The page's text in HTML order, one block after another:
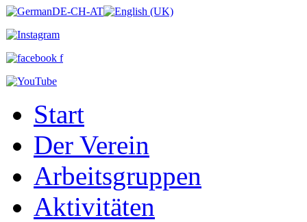
Start
Der Verein
Arbeitsgruppen
Aktivitäten